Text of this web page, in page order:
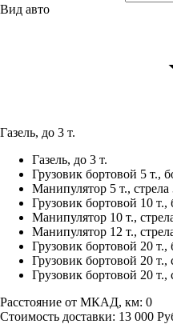
Вид авто
Газель, до 3 т.
Газель, до 3 т.
Грузовик бортовой 5 т.,
Манипулятор 5 т., стрела
Грузовик бортовой 10 т.,
Манипулятор 10 т.,
Манипулятор 12 т.,
Грузовик бортовой 20 т.,
Грузовик бортовой 20 т.,
Грузовик бортовой 20 т.,
Расстояние от МКАД, км: 0
Стоимость доставки: 13 000